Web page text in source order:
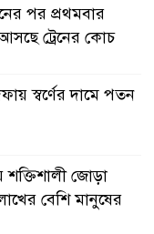
পর প্রথমবার
ট্রেনের কোচ
স্বর্ণের দামে পতন
শক্তিশালী জোড়া
বেশি মানুষের